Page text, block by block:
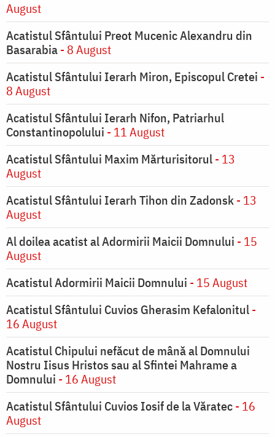
August
Acatistul Sfântului Preot Mucenic Alexandru din
Basarabia- 8 August
Acatistul Sfântului Ierarh Miron, Episcopul Cretei -
8 August
Acatistul Sfântului Ierarh Nifon, Patriarhul
Constantinopolului - 11 August
Acatistul Sfântului Maxim Mărturisitorul- 13
August
Acatistul Sfântului Ierarh Tihon din Zadonsk- 13
August
Al doilea acatist al Adormirii Maicii Domnului - 15
August
Acatistul Adormirii Maicii Domnului - 15 August
Acatistul Sfântului Cuvios Gherasim Kefalonitul-
16 August
Acatistul Chipului nefăcut de mână al Domnului
Nostru Iisus Hristos sau al Sfintei Mahrame a
Domnului - 16 August
Acatistul Sfântului Cuvios Iosif de la Văratec- 16
August